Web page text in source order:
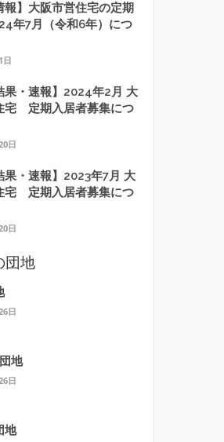
報】大阪市営住宅の定期
年7月（令和6年）につ
日
果・速報】2024年2月 大
宅 定期入居者募集につ
日
果・速報】2023年7月 大
宅 定期入居者募集につ
日
団地
日
地
日
地